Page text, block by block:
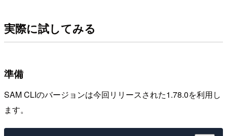
実際に試してみる
準備
SAM CLIのバージョンは今回リリースされた1.78.0を利用し
ます。